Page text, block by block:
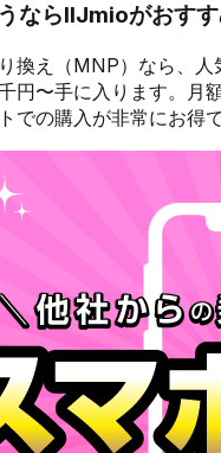
ならIIJmioがおす
換え（MNP）なら、人
円〜手に入ります。月
での購入が非常にお得で